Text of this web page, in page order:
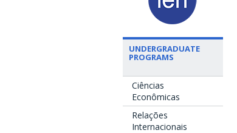
UNDERGRADUATE
PROGRAMS
Ciências
Econômicas
Relações
Internacionais